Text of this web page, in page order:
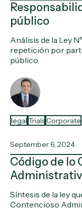
público
Análisis de la Ley
repetición por
público.
legal Trials Corporate
September 6, 2024
Código de lo
Síntesis de la ley
Contencioso